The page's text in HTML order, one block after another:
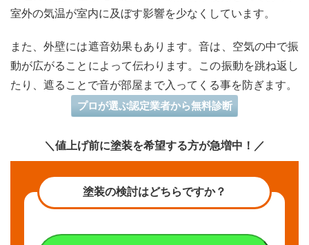
を追
たい
おす
す
グの
室外の気温が室内に及ぼす影響を少なくしています。
また、外壁には遮音効果もあります。音は、空気の中で振
動が広がることによって伝わります。この振動を跳ね返し
たり、遮ることで音が部屋まで入ってくる事を防ぎます。
プロが選ぶ認定業者から無料診断
＼値上げ前に塗装を希望する方が急増中！／
塗装の検討はどちらですか？